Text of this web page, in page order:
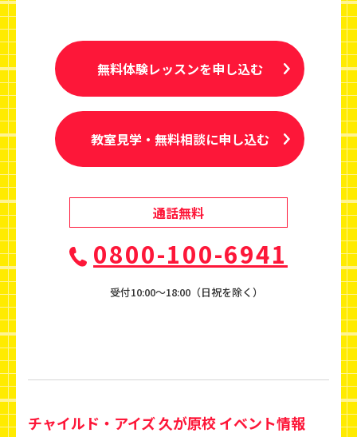
無料体験レッスンを申し込む
教室見学・無料相談に申し込む
通話無料
0800-100-6941
受付10:00〜18:00（日祝を除く）
チャイルド・アイズ 久が原校 イベント情報